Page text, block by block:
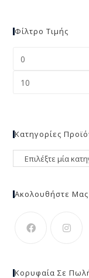
Φίλτρο Τιμής
Κατηγορίες
Ακολουθήστε Μας
Κορυφαία Σε